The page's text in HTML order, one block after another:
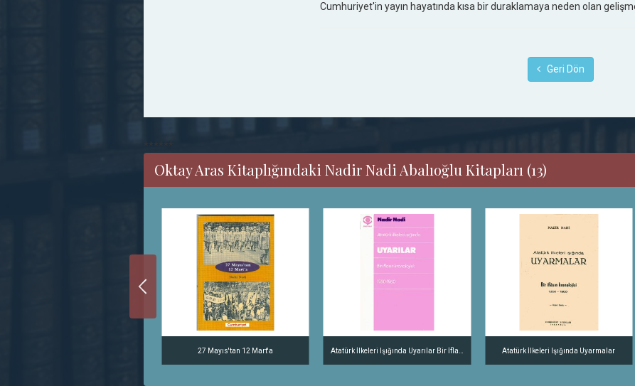
Cumhuriyet'in yayın hayatında kısa bir duraklamaya neden olan
Geri Dön
******
Oktay Aras Kitaplığındaki Nadir Nadi Abalıoğlu Kitapları (13)
27 Mayıs'tan 12 Mart'a Atatürk İlkeleri Işığında Uyarmalar